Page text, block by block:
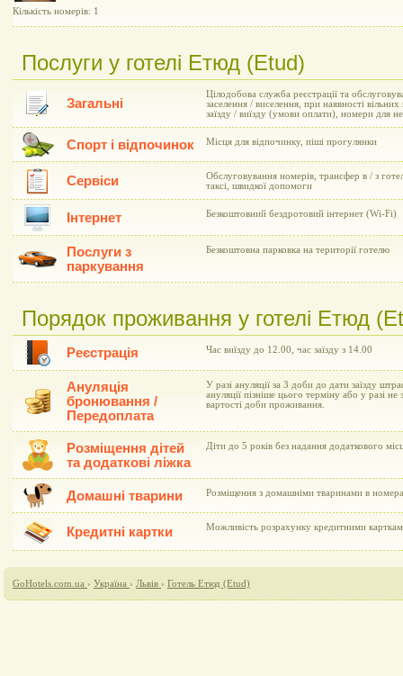
Кількість номерів: 1
Послуги у готелі Етюд (Etud)
Загальні
Цілодобова служба реєстрації та
заселення / виселення, при наявності
заїзду / виїзду (умови оплати), номери для
Спорт і відпочинок Місця для відпочинку, піші прогулянки
Сервіси
Обслуговування номерів, трансфер в / з
таксі, швидкої допомоги
Інтернет Безкоштовний бездротовий інтернет (Wi-Fi)
Послуги з
паркування
Безкоштовна парковка на території готелю
Порядок проживання у готелі Етюд
Реєстрація Час виїзду до 12.00, час заїзду з 14.00
Ануляція
бронювання /
Передоплата
У разі ануляції за 3 доби до дати заїзду
ануляції пізніше цього терміну або у разі не
вартості доби проживання.
Розміщення дітей
та додаткові ліжка
Діти до 5 років без надання додаткового
Домашні тварини Розміщення з домашніми тваринами в
Кредитні картки Можливість розрахунку кредитними
GoHotels.com.ua › Україна › Львів › Готель Етюд (Etud)